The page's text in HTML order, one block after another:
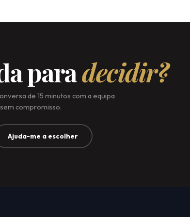
paradecidir?
de 15 minutos com a equipa
compromisso.
Ajuda-me a escolher